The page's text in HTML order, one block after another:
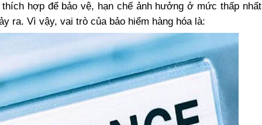
hợp để bảo vệ, hạn chế ảnh hưởng ở mức thấp nhất
ra. Vì vậy, vai trò của bảo hiểm hàng hóa là: